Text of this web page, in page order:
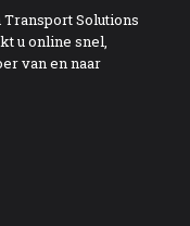
Solutions
u online snel,
van en naar